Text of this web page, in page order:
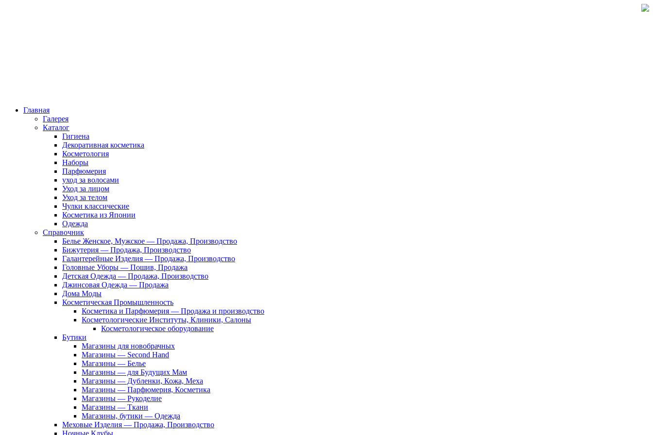
Главная
Галерея
Каталог
Гигиена
Декоративная косметика
Косметология
Наборы
Парфюмерия
уход за волосами
Уход за лицом
Уход за телом
Чулки классические
Косметика из Японии
Одежда
Справочник
Белье Женское, Мужское — Продажа, Производство
Бижутерия — Продажа, Производство
Галантерейные Изделия — Продажа, Производство
Головные Уборы — Пошив, Продажа
Детская Одежда — Продажа, Производство
Джинсовая Одежда — Продажа
Дома Моды
Косметическая Промышленность
Косметика и Парфюмерия — Продажа и производство
Косметологические Институты, Клиники, Салоны
Косметологическое оборудование
Бутики
Магазины для новобрачных
Магазины — Second Hand
Магазины — Белье
Магазины — для Будущих Мам
Магазины — Дубленки, Кожа, Меха
Магазины — Парфюмерия, Косметика
Магазины — Рукоделие
Магазины — Ткани
Магазины, бутики — Одежда
Меховые Изделия — Продажа, Производство
Ночные Клубы